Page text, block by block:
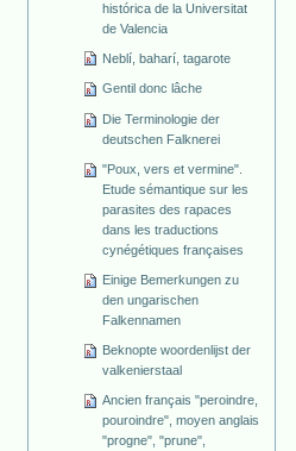
histórica de la Universitat
de Valencia
Neblí, baharí, tagarote
Gentil donc lâche
Die Terminologie der
deutschen Falknerei
"Poux, vers et vermine".
Etude sémantique sur les
parasites des rapaces
dans les traductions
cynégétiques françaises
Einige Bemerkungen zu
den ungarischen
Falkennamen
Beknopte woordenlijst der
valkenierstaal
Ancien français "peroindre,
pouroindre", moyen anglais
"progne", "prune",